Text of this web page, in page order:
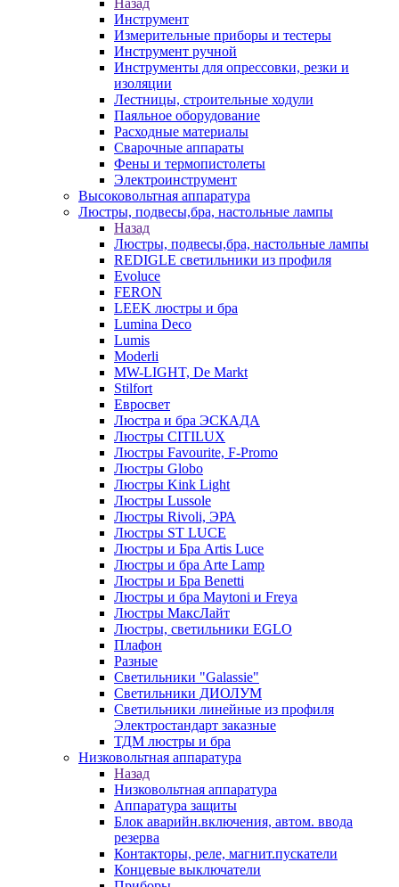
Назад
Инструмент
Измерительные приборы и тестеры
Инструмент ручной
Инструменты для опрессовки, резки и
изоляции
Лестницы, строительные ходули
Паяльное оборудование
Расходные материалы
Сварочные аппараты
Фены и термопистолеты
Электроинструмент
Высоковольтная аппаратура
Люстры, подвесы,бра, настольные лампы
Назад
Люстры, подвесы,бра, настольные лампы
REDIGLE светильники из профиля
Evoluce
FERON
LEEK люстры и бра
Lumina Deco
Lumis
Moderli
MW-LIGHT, De Markt
Stilfort
Евросвет
Люстра и бра ЭСКАДА
Люстры CITILUX
Люстры Favourite, F-Promo
Люстры Globo
Люстры Kink Light
Люстры Lussole
Люстры Rivoli, ЭРА
Люстры ST LUCE
Люстры и Бра Artis Luce
Люстры и бра Arte Lamp
Люстры и Бра Benetti
Люстры и бра Maytoni и Freya
Люстры МаксЛайт
Люстры, светильники EGLO
Плафон
Разные
Светильники "Galassie"
Светильники ДИОЛУМ
Светильники линейные из профиля
Электростандарт заказные
ТДМ люстры и бра
Низковольтная аппаратура
Назад
Низковольтная аппаратура
Аппаратура защиты
Блок аварийн.включения, автом. ввода
резерва
Контакторы, реле, магнит.пускатели
Концевые выключатели